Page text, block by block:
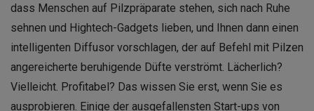
dass Menschen auf Pilzpräparate stehen, sich nach Ruhe
sehnen und Hightech-Gadgets lieben, und Ihnen dann einen
intelligenten Diffusor vorschlagen, der auf Befehl mit Pilzen
angereicherte beruhigende Düfte verströmt. Lächerlich?
Vielleicht. Profitabel? Das wissen Sie erst, wenn Sie es
ausprobieren. Einige der ausgefallensten Start-ups von